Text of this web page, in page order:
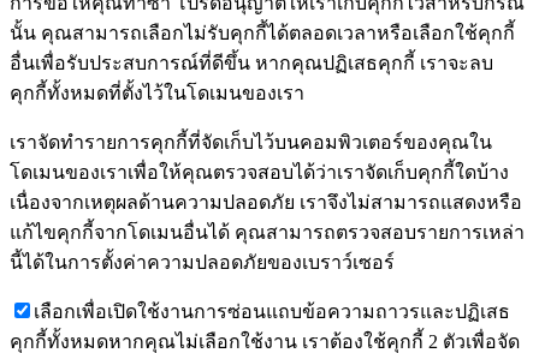
นั้น คุณสามารถเลือกไม่รับคุกกี้ได้ตลอดเวลาหรือเลือกใช้คุกกี้
อื่นเพื่อรับประสบการณ์ที่ดีขึ้น หากคุณปฏิเสธคุกกี้ เราจะลบ
คุกกี้ทั้งหมดที่ตั้งไว้ในโดเมนของเรา
เราจัดทำรายการคุกกี้ที่จัดเก็บไว้บนคอมพิวเตอร์ของคุณใน
โดเมนของเราเพื่อให้คุณตรวจสอบได้ว่าเราจัดเก็บคุกกี้ใดบ้าง
เนื่องจากเหตุผลด้านความปลอดภัย เราจึงไม่สามารถแสดงหรือ
แก้ไขคุกกี้จากโดเมนอื่นได้ คุณสามารถตรวจสอบรายการเหล่า
นี้ได้ในการตั้งค่าความปลอดภัยของเบราว์เซอร์
เลือกเพื่อเปิดใช้งานการซ่อนแถบข้อความถาวรและปฏิเสธ
คุกกี้ทั้งหมดหากคุณไม่เลือกใช้งาน เราต้องใช้คุกกี้ 2 ตัวเพื่อจัด